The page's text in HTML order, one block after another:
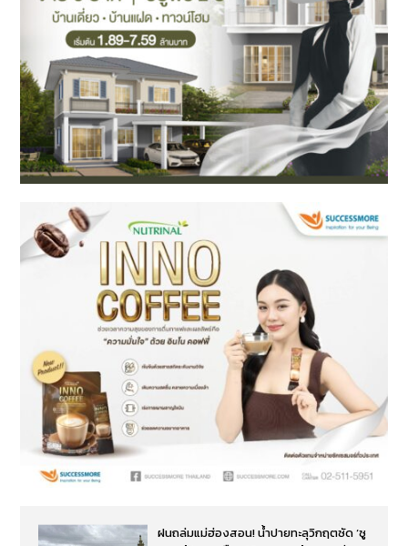
ฝนถล่มแม่ฮ่องสอน! น้ำปายทะลุวิกฤตซัด ‘ซู